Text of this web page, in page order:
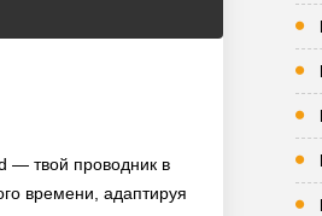
— твой проводник в
времени, адаптируя